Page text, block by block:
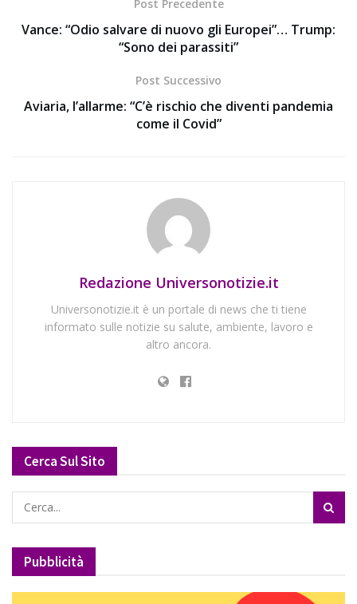
Post Precedente
Vance: “Odio salvare di nuovo gli Europei”… Trump:
“Sono dei parassiti”
Post Successivo
Aviaria, l’allarme: “C’è rischio che diventi pandemia
come il Covid”
Redazione Universonotizie.it
Universonotizie.it è un portale di news che ti tiene
informato sulle notizie su salute, ambiente, lavoro e
altro ancora.
Cerca Sul Sito
Pubblicità